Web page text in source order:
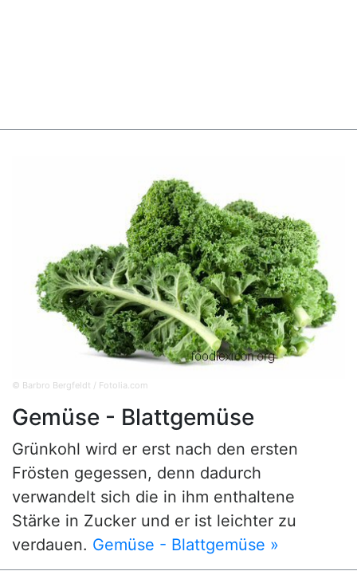
© Barbro Bergfeldt / Fotolia.com
Gemüse - Blattgemüse
Grünkohl wird er erst nach den ersten
Frösten gegessen, denn dadurch
verwandelt sich die in ihm enthaltene
Stärke in Zucker und er ist leichter zu
verdauen. Gemüse - Blattgemüse »